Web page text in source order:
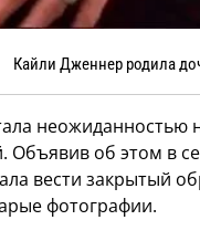
Кайли Дженнер родила
неожиданностью
Объявив об этом в
вести закрытый
фотографии.